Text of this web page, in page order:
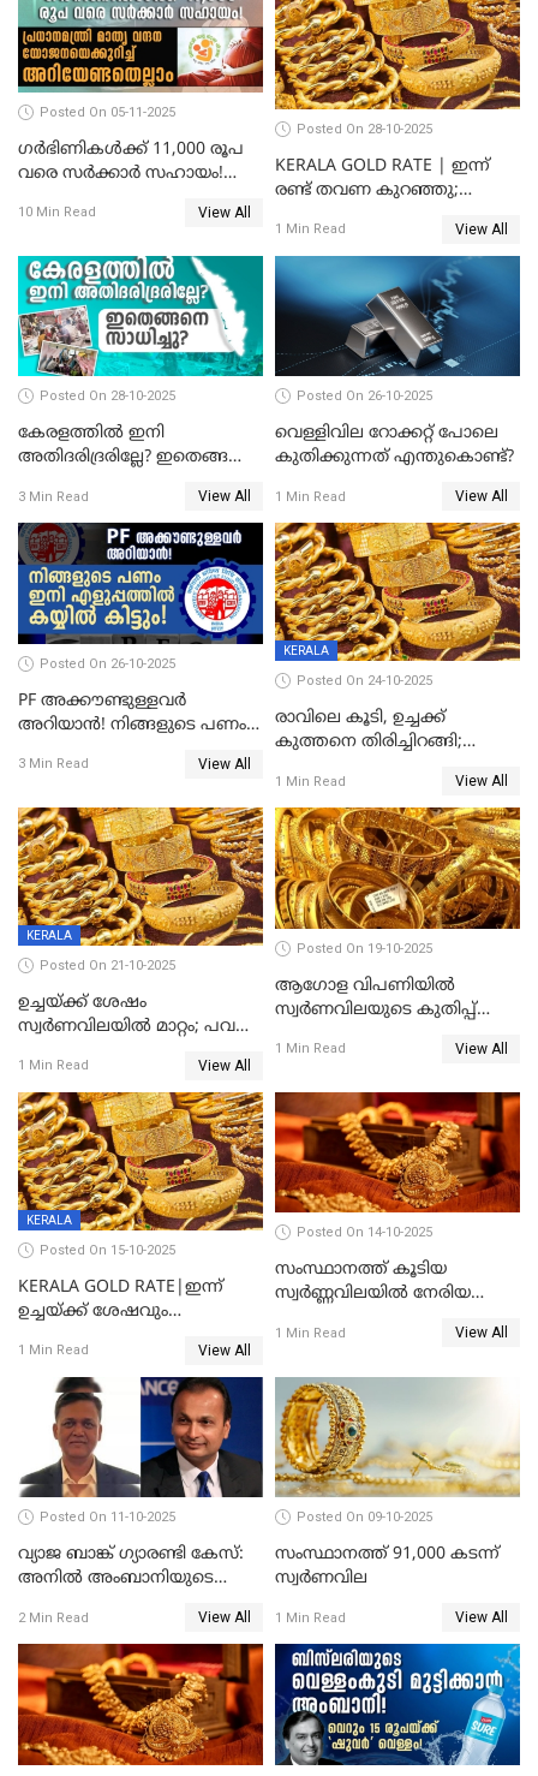
Posted On 05-11-2025
ഗർഭിണികൾക്ക് 11,000 രൂപ
വരെ സർക്കാർ സഹായം!
യോജനയെക്കുറിച്ച്
10 Min Read View All
Posted On 28-10-2025
KERALA GOLD RATE | ഇന്ന്
രണ്ട് തവണ കുറഞ്ഞു;
1800 രൂപ
1 Min Read View All
Posted On 28-10-2025
കേരളത്തിൽ ഇനി
അതിദരിദ്രരില്ലേ? ഇതെങ്ങനെ
STATE FREE FROM EXTREME
POVERTY
3 Min Read View All
Posted On 26-10-2025
വെള്ളിവില റോക്കറ്റ് പോലെ
കുതിക്കുന്നത് എന്തുകൊണ്ട്?
1 Min Read View All
Posted On 26-10-2025
PF അക്കൗണ്ടുള്ളവർ
അറിയാൻ! നിങ്ങളുടെ പണം
കിട്ടും!
3 Min Read View All
KERALA
Posted On 24-10-2025
രാവിലെ കൂടി, ഉച്ചക്ക്
കുത്തനെ തിരിച്ചിറങ്ങി;
കുറഞ്ഞു
1 Min Read View All
KERALA
Posted On 21-10-2025
ഉച്ചയ്ക്ക് ശേഷം
സ്വർണവിലയിൽ മാറ്റം; പവന്
1 Min Read View All
Posted On 19-10-2025
ആഗോള വിപണിയിൽ
സ്വർണവിലയുടെ കുതിപ്പ്
1 Min Read View All
KERALA
Posted On 15-10-2025
KERALA GOLD RATE|ഇന്ന്
ഉച്ചയ്ക്ക് ശേഷവും
പവന് കൂടിയത് 400 രൂപ
1 Min Read View All
Posted On 14-10-2025
സംസ്ഥാനത്ത് കൂടിയ
സ്വർണ്ണവിലയിൽ നേരിയ
1 Min Read View All
Posted On 11-10-2025
വ്യാജ ബാങ്ക് ഗ്യാരണ്ടി കേസ്:
അനിൽ അംബാനിയുടെ
അറസ്റ്റിൽ; ഇഡി അന്വേഷണം
വ്യാപിപ്പിക്കുന്നു
2 Min Read View All
Posted On 09-10-2025
സംസ്ഥാനത്ത് 91,000 കടന്ന്
സ്വര്‍ണവില
1 Min Read View All